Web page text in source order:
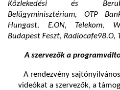
Közlekedési és
Belügyminisztérium, OTP
Hungast, E.ON, Telekom,
Budapest Feszt, Radiocafe98.O,
A szervezők a
A rendezvény
videókat a szervezők, a